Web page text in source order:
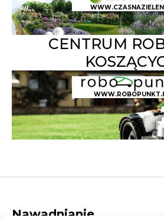
CENTRUM
Nawadnianie